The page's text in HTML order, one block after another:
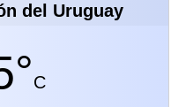
del Uruguay
C